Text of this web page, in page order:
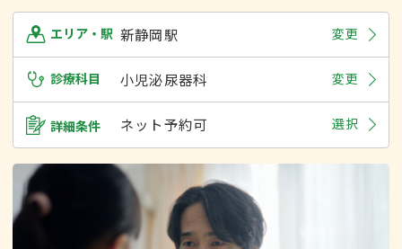
エリア・駅 新静岡駅 変更
診療科目 小児泌尿器科 変更
詳細条件 ネット予約可 選択